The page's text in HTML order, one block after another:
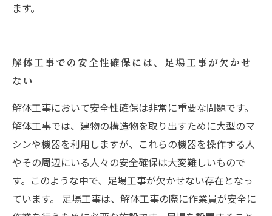
ます。
解体工事での安全性確保には、足場工事が欠かせ
ない
解体工事において安全性確保は非常に重要な問題です。
解体工事では、建物の構造物を取り出すために大型のマ
シンや機器を利用しますが、これらの機器を操作する人
やその周辺にいる人々の安全確保は大変難しいもので
す。このような中で、足場工事が欠かせない存在となっ
ています。 足場工事は、解体工事の際に作業員が安全に